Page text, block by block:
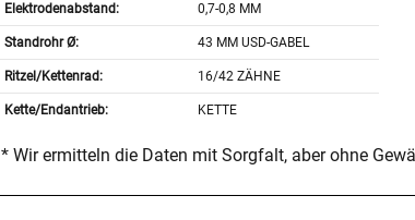
Elektrodenabstand: 0,7-0,8 MM
Standrohr Ø: 43 MM USD-GABEL
Ritzel/Kettenrad: 16/42 ZÄHNE
Kette/Endantrieb: KETTE
* Wir ermitteln die Daten mit Sorgfalt, aber ohne